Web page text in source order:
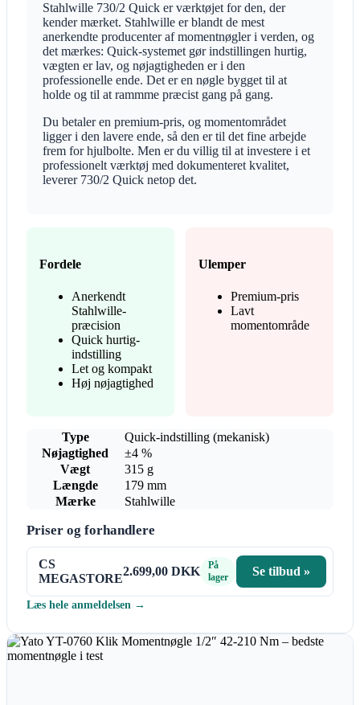
Stahlwille 730/2 Quick er værktøjet for den, der
kender mærket. Stahlwille er blandt de mest
anerkendte producenter af momentnøgler i verden, og
det mærkes: Quick-systemet gør indstillingen hurtig,
vægten er lav, og nøjagtigheden er i den
professionelle ende. Det er en nøgle bygget til at
holde og til at rammme præcist gang på gang.
Du betaler en premium-pris, og momentområdet
ligger i den lavere ende, så den er til det fine arbejde
frem for hjulbolte. Men er du villig til at investere i et
professionelt værktøj med dokumenteret kvalitet,
leverer 730/2 Quick netop det.
Fordele
Anerkendt
Stahlwille-
præcision
Quick hurtig-
indstilling
Let og kompakt
Høj nøjagtighed
Ulemper
Premium-pris
Lavt
momentområde
Type
Quick-indstilling (mekanisk)
Nøjagtighed
±4 %
Vægt
315 g
Længde
179 mm
Mærke
Stahlwille
Priser og forhandlere
CS
MEGASTORE
2.699,00 DKK
På
lager
Se tilbud »
Læs hele anmeldelsen →